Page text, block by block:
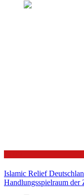
Islamic Relief
Handlungsspielraum der